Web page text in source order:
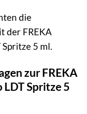
die
der FREKA
5 ml.
zur FREKA
Spritze 5